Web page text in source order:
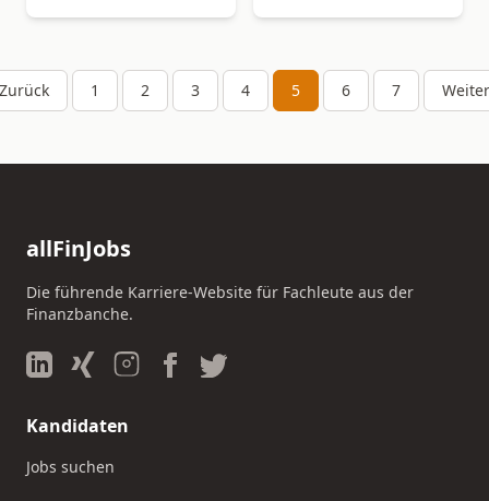
Zurück 1 2 3 4 5 6 7 Weiter
allFinJobs
Die führende Karriere-Website für Fachleute aus der
Finanzbanche.
Kandidaten
Jobs suchen